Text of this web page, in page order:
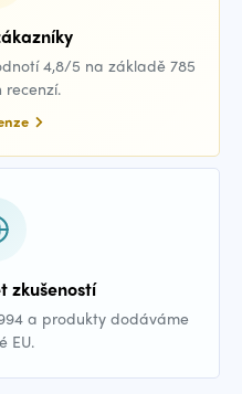
4,8/5 na základě 785
recenzí.
zkušeností
a produkty dodáváme
EU.